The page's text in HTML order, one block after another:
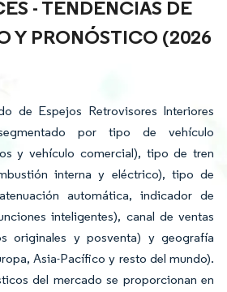
- TENDENCIAS DE
Y PRONÓSTICO (2026
de Espejos Retrovisores Interiores
por tipo de vehículo
y vehículo comercial), tipo de tren
interna y eléctrico), tipo de
automática, indicador de
inteligentes), canal de ventas
originales y posventa) y geografía
Asia-Pacífico y resto del mundo).
del mercado se proporcionan en